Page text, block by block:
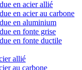
en acier allié
en acier au carbone
en aluminium
en fonte grise
en fonte ductile
allié
au carbone